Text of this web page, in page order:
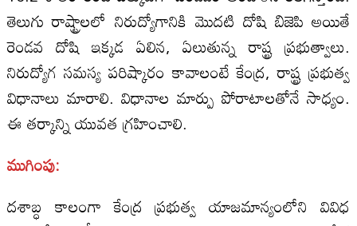
తెలుగు రాష్ట్రాలలో నిరుద్యోగానికి మొదటి దోషి బిజెపి అయితే
రెండవ దోషి ఇక్కడ ఏలిన, ఏలుతున్న రాష్ట్ర ప్రభుత్వాలు.
నిరుద్యోగ సమస్య పరిష్కారం కావాలంటే కేంద్ర, రాష్ట్ర ప్రభుత్వ
విధానాలు మారాలి. విధానాల మార్పు పోరాటాలతోనే సాధ్యం.
ఈ తర్కాన్ని యువత గ్రహించాలి.
ముగింపు:
దశాబ్ధ కాలంగా కేంద్ర ప్రభుత్వ యాజమాన్యంలోని వివిధ